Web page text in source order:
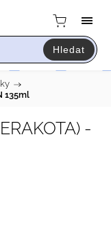
Hledat
/
135ml
-